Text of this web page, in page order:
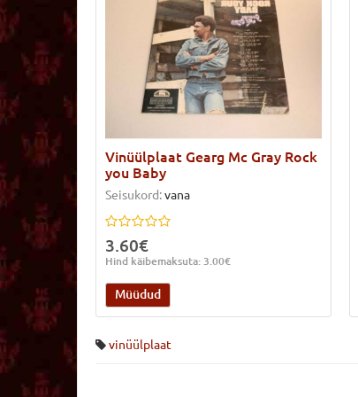
Vinüülplaat Gearg Mc Gray Rock
you Baby
Seisukord:vana
3.60€
Hind käibemaksuta: 3.00€
Müüdud
vinüülplaat